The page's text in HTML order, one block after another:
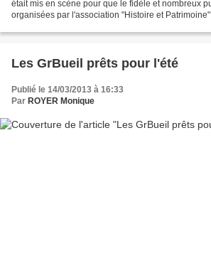
était mis en scène pour que le fidèle et nombreux
organisées par l'association "Histoire et
Les GrBueil prêts pour l'été
Publié le 14/03/2013 à 16:33
Par ROYER Monique